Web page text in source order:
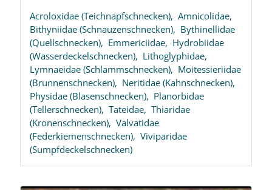
Acroloxidae (Teichnapfschnecken), Amnicolidae,
Bithyniidae (Schnauzenschnecken), Bythinellidae
(Quellschnecken), Emmericiidae, Hydrobiidae
(Wasserdeckelschnecken), Lithoglyphidae,
Lymnaeidae (Schlammschnecken), Moitessieriidae
(Brunnenschnecken), Neritidae (Kahnschnecken),
Physidae (Blasenschnecken), Planorbidae
(Tellerschnecken), Tateidae, Thiaridae
(Kronenschnecken), Valvatidae
(Federkiemenschnecken), Viviparidae
(Sumpfdeckelschnecken)